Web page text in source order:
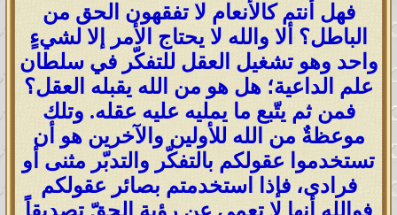
فهل أنتم كالأنعام لا تفقهون الحق من
الباطل؟ ألا والله لا يحتاج الأمر إلا لشيءٍ
واحد وهو تشغيل العقل للتفكّر في سلطان
علم الداعية؛ هل هو من الله يقبله العقل؟
فمن ثم يتّبع ما يمليه عليه عقله. وتلك
موعظةٌ من الله للأولين والآخرين هو أن
تستخدموا عقولكم بالتفكّر والتدبّر مثنى أو
فرادى، فإذا استخدمتم بصائر عقولكم